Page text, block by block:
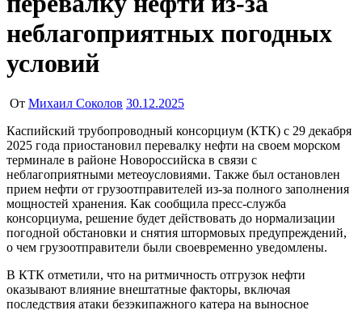
неблагоприятных погодных
условий
От Михаил Соколов 30.12.2025
Каспийский трубопроводный консорциум (КТК) с 29 декабря
2025 года приостановил перевалку нефти на своем морском
терминале в районе Новороссийска в связи с
неблагоприятными метеоусловиями. Также был остановлен
прием нефти от грузоотправителей из-за полного заполнения
мощностей хранения. Как сообщила пресс-служба
консорциума, решение будет действовать до нормализации
погодной обстановки и снятия штормовых предупреждений,
о чем грузоотправители были своевременно уведомлены.
В КТК отметили, что на ритмичность отгрузок нефти
оказывают влияние внештатные факторы, включая
последствия атаки безэкипажного катера на выносное